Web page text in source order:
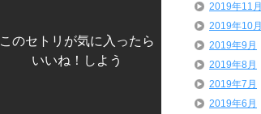
このセトリが気に入ったら
いいね！しよう
2019年11月
2019年10月
2019年9月
2019年8月
2019年7月
2019年6月